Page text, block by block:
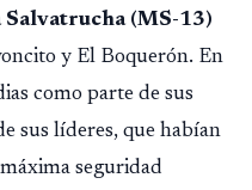
Salvatrucha (MS-13)
y El Boquerón. En
como parte de sus
sus líderes, que habían
seguridad